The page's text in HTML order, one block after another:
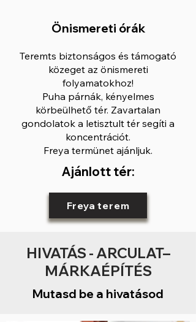
Önismereti órák
Teremts biztonságos és támogató
közeget az önismereti
folyamatokhoz!
Puha párnák, kényelmes
körbeülhető tér. Zavartalan
gondolatok a letisztult tér segíti a
koncentrációt.
Freya termünet ajánljuk.
Ajánlott tér:
Freya terem
HIVATÁS - ARCULAT–
MÁRKAÉPÍTÉS
Mutasd be a hivatásod